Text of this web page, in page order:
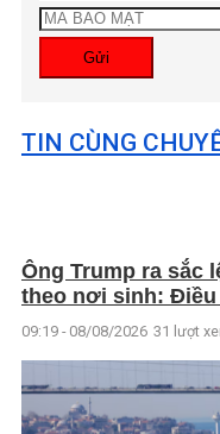
Gửi
TIN CÙNG
Ông Trump ra sắc
theo nơi sinh:
09:19 - 08/08/2026 31 lượt